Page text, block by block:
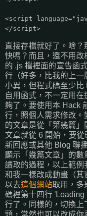
<script
</script>
直接存檔就好了。啥
快嗎？而且，還不用改
的 .js 檔裡面的宣告函
行（好多，比我的上一
小異，但程式碼至少比
自用函式，不一定用
夠了。要使用本 Hack
行，照個人需求修改。
的文章是從「第幾篇
文章就從 6 開始，要
新回應或其他 Blog 聯
顯示「幾篇文章」的
讀取的過程，以上範
和我一樣改成動畫（其
以去這個網站取用，多
碼裡第十四行 'Loading
行了。同樣的，切換上